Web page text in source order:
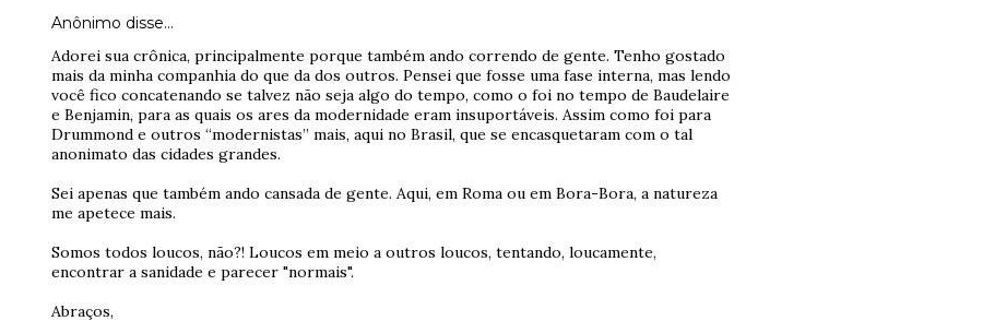
Anônimo disse…
Adorei sua crônica, principalmente porque também ando correndo de gente. Tenho gostado
mais da minha companhia do que da dos outros. Pensei que fosse uma fase interna, mas lendo
você fico concatenando se talvez não seja algo do tempo, como o foi no tempo de Baudelaire
e Benjamin, para as quais os ares da modernidade eram insuportáveis. Assim como foi para
Drummond e outros “modernistas” mais, aqui no Brasil, que se encasquetaram com o tal
anonimato das cidades grandes.
Sei apenas que também ando cansada de gente. Aqui, em Roma ou em Bora-Bora, a natureza
me apetece mais.
Somos todos loucos, não?! Loucos em meio a outros loucos, tentando, loucamente,
encontrar a sanidade e parecer "normais".
Abraços,